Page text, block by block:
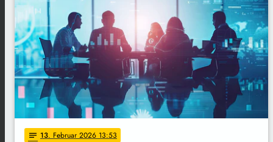
notes 13. Februar 2026 13:53